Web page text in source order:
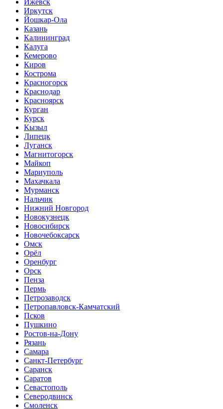
Ижевск
Иркутск
Йошкар-Ола
Казань
Калининград
Калуга
Кемерово
Киров
Кострома
Красногорск
Краснодар
Красноярск
Курган
Курск
Кызыл
Липецк
Луганск
Магнитогорск
Майкоп
Мариуполь
Махачкала
Мурманск
Нальчик
Нижний Новгород
Новокузнецк
Новосибирск
Новочебоксарск
Омск
Орёл
Оренбург
Орск
Пенза
Пермь
Петрозаводск
Петропавловск-Камчатский
Псков
Пушкино
Ростов-на-Дону
Рязань
Самара
Санкт-Петербург
Саранск
Саратов
Севастополь
Северодвинск
Смоленск